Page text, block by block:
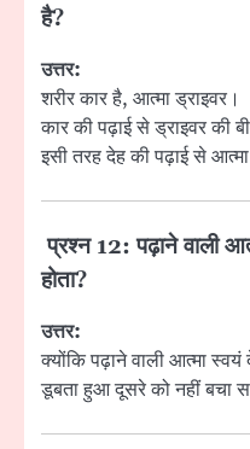
है?
उत्तर:
शरीर कार है, आत्मा ड्राइवर।
कार की पढ़ाई से ड्राइवर की
इसी तरह देह की पढ़ाई से आत्मा
प्रश्न 12: पढ़ाने वाली
होता?
उत्तर:
क्योंकि पढ़ाने वाली आत्मा
डूबता हुआ दूसरे को नहीं बचा